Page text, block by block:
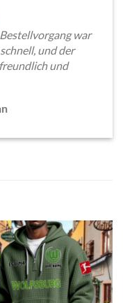
war
und der
und